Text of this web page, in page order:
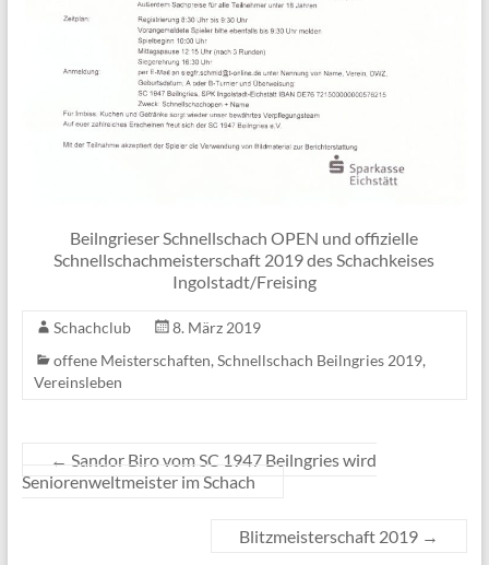
Beilngrieser Schnellschach OPEN und offizielle
Schnellschachmeisterschaft 2019 des Schachkeises
Ingolstadt/Freising
Schachclub
8. März 2019
offene Meisterschaften, Schnellschach Beilngries 2019,
Vereinsleben
← Sandor Biro vom SC 1947 Beilngries wird
Seniorenweltmeister im Schach
Blitzmeisterschaft 2019 →